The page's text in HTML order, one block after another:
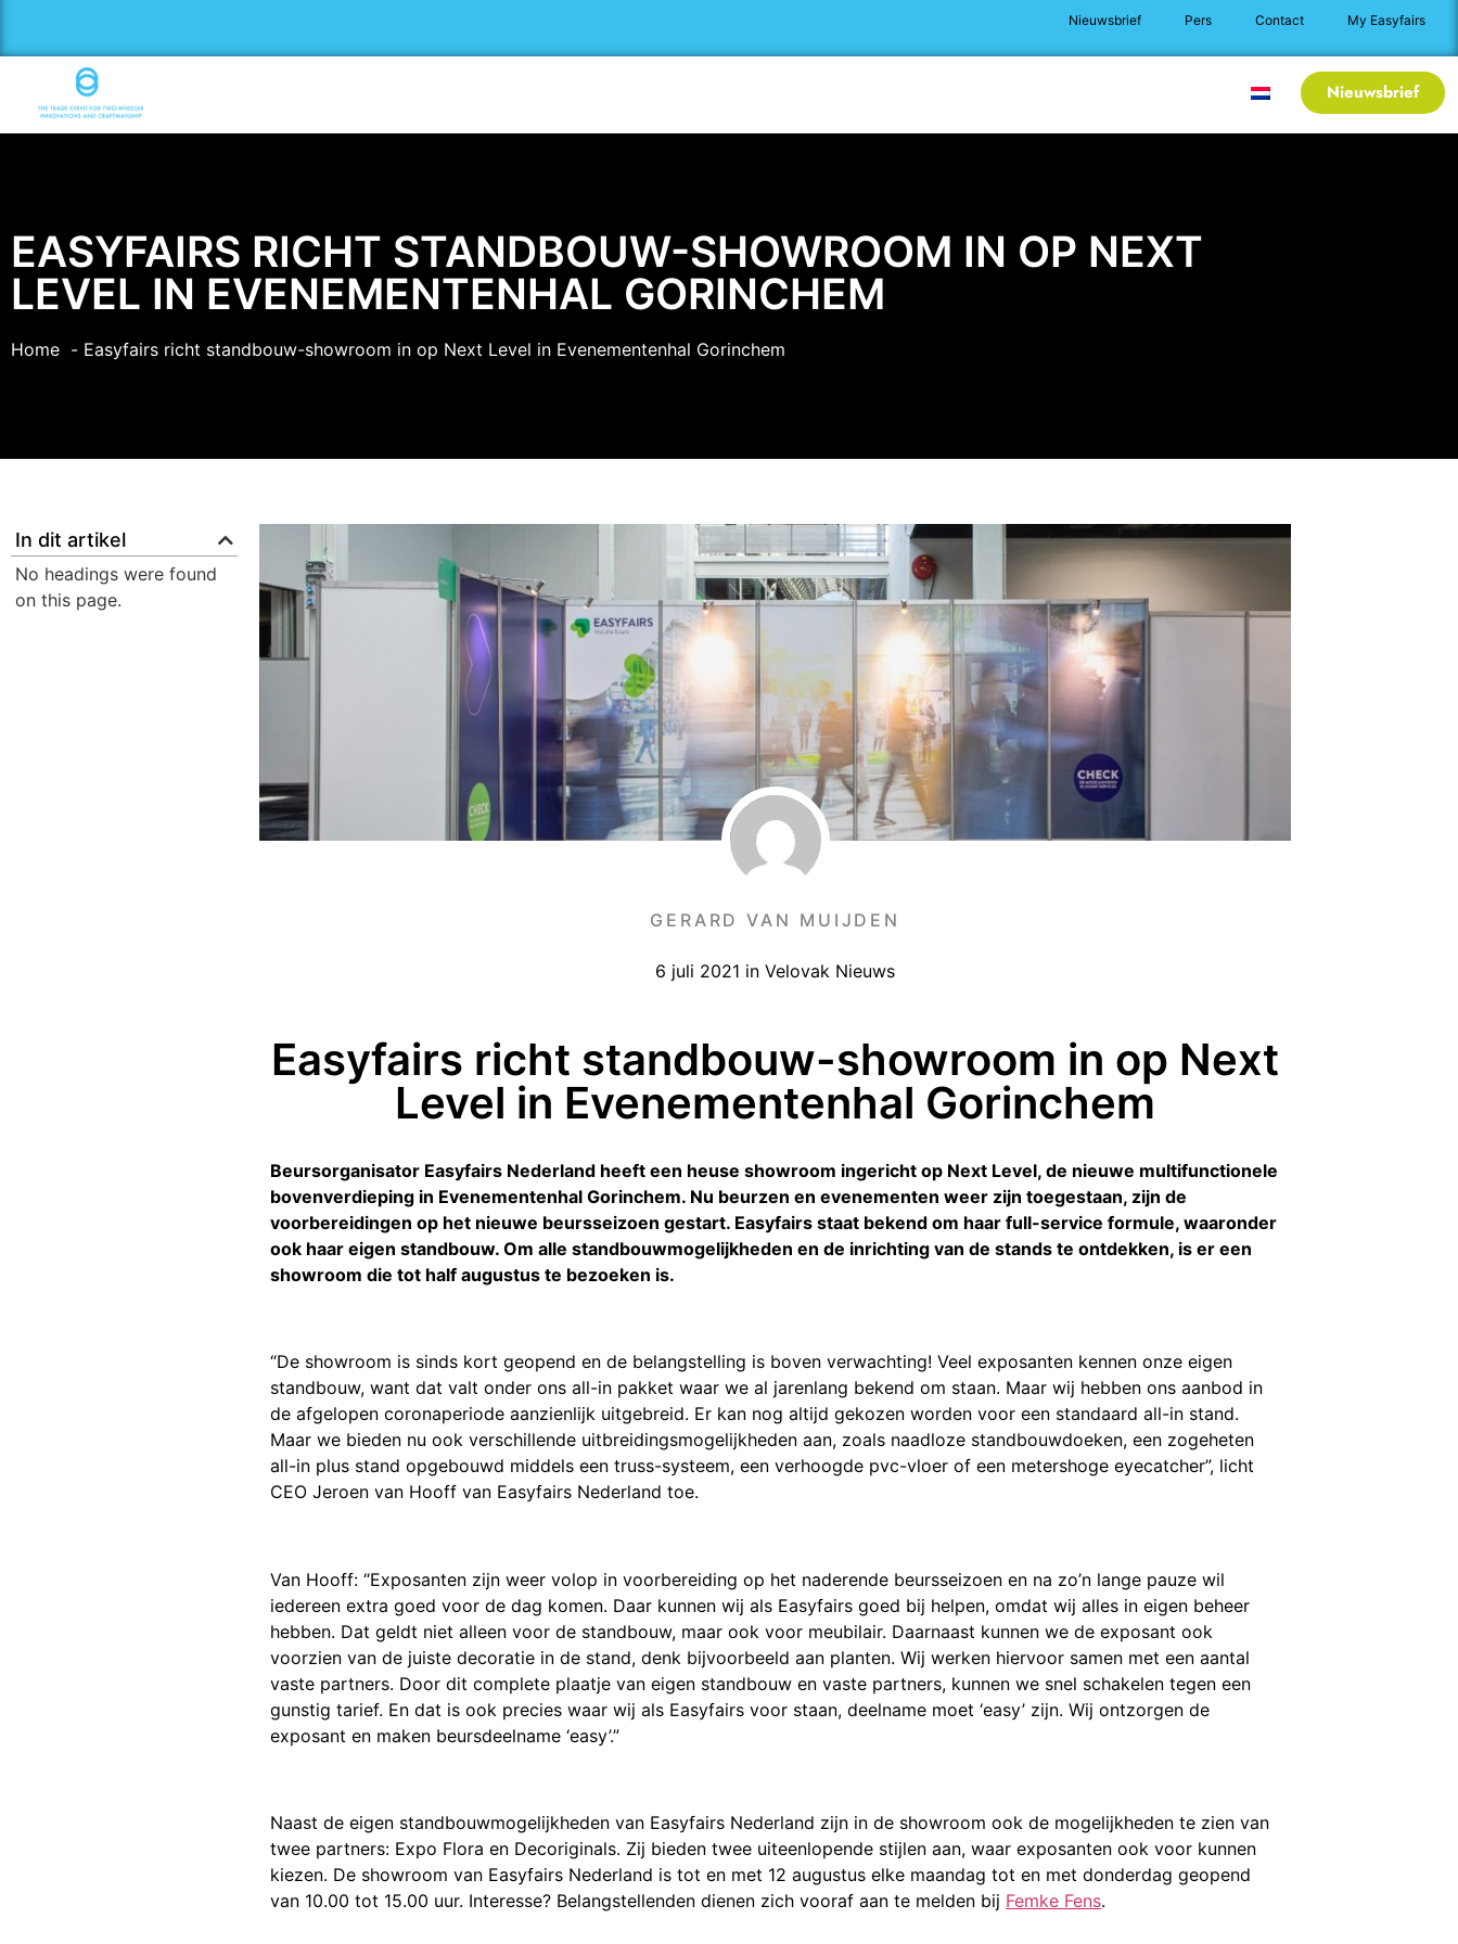
Nieuwsbrief Pers Contact My Easyfairs
Nieuwsbrief
EASYFAIRS RICHT STANDBOUW-SHOWROOM IN OP NEXT
LEVEL IN EVENEMENTENHAL GORINCHEM
Home Easyfairs richt standbouw-showroom in op Next Level in Evenementenhal Gorinchem
In dit artikel
No headings were found
on this page.
GERARD VAN MUIJDEN
6 juli 2021 inVelovak Nieuws
Easyfairs richt standbouw-showroom in op Next
Level in Evenementenhal Gorinchem
Beursorganisator Easyfairs Nederland heeft een heuse showroom ingericht op Next Level, de nieuwe multifunctionele
bovenverdieping in Evenementenhal Gorinchem. Nu beurzen en evenementen weer zijn toegestaan, zijn de
voorbereidingen op het nieuwe beursseizoen gestart. Easyfairs staat bekend om haar full-service formule, waaronder
ook haar eigen standbouw. Om alle standbouwmogelijkheden en de inrichting van de stands te ontdekken, is er een
showroom die tot half augustus te bezoeken is.
“De showroom is sinds kort geopend en de belangstelling is boven verwachting! Veel exposanten kennen onze eigen
standbouw, want dat valt onder ons all-in pakket waar we al jarenlang bekend om staan. Maar wij hebben ons aanbod in
de afgelopen coronaperiode aanzienlijk uitgebreid. Er kan nog altijd gekozen worden voor een standaard all-in stand.
Maar we bieden nu ook verschillende uitbreidingsmogelijkheden aan, zoals naadloze standbouwdoeken, een zogeheten
all-in plus stand opgebouwd middels een truss-systeem, een verhoogde pvc-vloer of een metershoge eyecatcher”, licht
CEO Jeroen van Hooff van Easyfairs Nederland toe.
Van Hooff: “Exposanten zijn weer volop in voorbereiding op het naderende beursseizoen en na zo’n lange pauze wil
iedereen extra goed voor de dag komen. Daar kunnen wij als Easyfairs goed bij helpen, omdat wij alles in eigen beheer
hebben. Dat geldt niet alleen voor de standbouw, maar ook voor meubilair. Daarnaast kunnen we de exposant ook
voorzien van de juiste decoratie in de stand, denk bijvoorbeeld aan planten. Wij werken hiervoor samen met een aantal
vaste partners. Door dit complete plaatje van eigen standbouw en vaste partners, kunnen we snel schakelen tegen een
gunstig tarief. En dat is ook precies waar wij als Easyfairs voor staan, deelname moet ‘easy’ zijn. Wij ontzorgen de
exposant en maken beursdeelname ‘easy’.”
Naast de eigen standbouwmogelijkheden van Easyfairs Nederland zijn in de showroom ook de mogelijkheden te zien van
twee partners: Expo Flora en Decoriginals. Zij bieden twee uiteenlopende stijlen aan, waar exposanten ook voor kunnen
kiezen. De showroom van Easyfairs Nederland is tot en met 12 augustus elke maandag tot en met donderdag geopend
van 10.00 tot 15.00 uur. Interesse? Belangstellenden dienen zich vooraf aan te melden bij Femke Fens.